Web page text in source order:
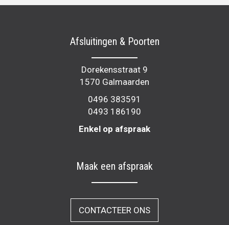
Afsluitingen & Poorten
Dorekensstraat 9
1570 Galmaarden
0496 383591
0493 186190
Enkel op afspraak
Maak een afspraak
CONTACTEER ONS